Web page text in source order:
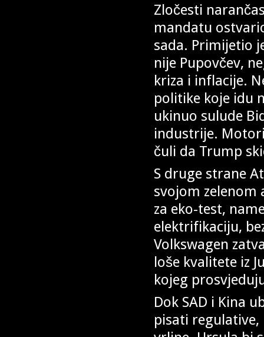
Zločesti
mandatu
sada. Primijetio
nije Pupovčev,
kriza i inflacije.
politike koje idu
ukinuo sulude
industrije.
čuli da Trump
S druge strane
svojom zelenom
za eko-test,
elektrifikaciju,
Volkswagen
loše kvalitete iz
kojeg
Dok SAD i Kina
pisati